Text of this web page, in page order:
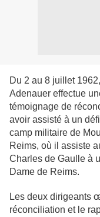
Du 2 au 8 juillet
Adenauer effectue
témoignage de
avoir assisté à un
camp militaire de
Reims, où il assiste
Charles de Gaulle à
Dame de Reims.
Les deux dirigeants
réconciliation et le